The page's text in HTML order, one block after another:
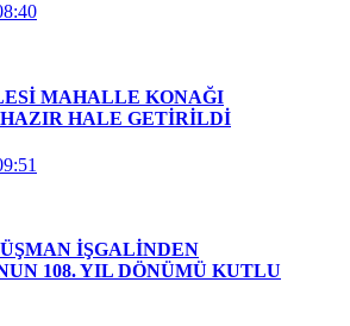
MAHALLE KONAĞI
HALE GETİRİLDİ
İŞGALİNDEN
108. YIL DÖNÜMÜ KUTLU